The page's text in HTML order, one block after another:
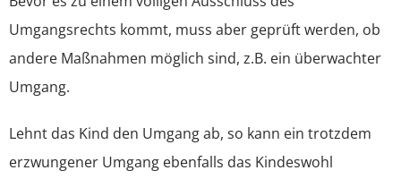
Umgangsrechts kommt, muss aber geprüft werden, ob
andere Maßnahmen möglich sind, z.B. ein überwachter
Umgang.
Lehnt das Kind den Umgang ab, so kann ein trotzdem
erzwungener Umgang ebenfalls das Kindeswohl